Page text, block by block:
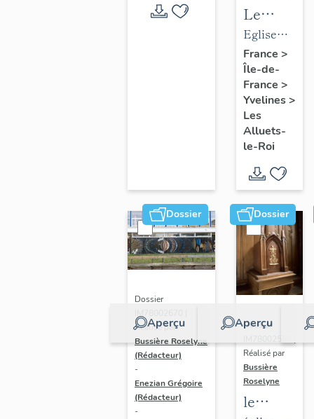
Le
mobilier
de
l'église
Saint-
Nicolas
Eglise
paroissiale
Saint-
Nicolas
France >
Île-de-
France >
Yvelines>
Les
Alluets-
le-Roi
Dossier
Aperçu
Dossier
IM78002670 |
Réalisé par
Bussière Roselyne
(Rédacteur)
-
Enezian Grégoire
(Rédacteur)
-
Dossier
Aperçu
Dossier
Réalisé par
Bussière
Roselyne
le